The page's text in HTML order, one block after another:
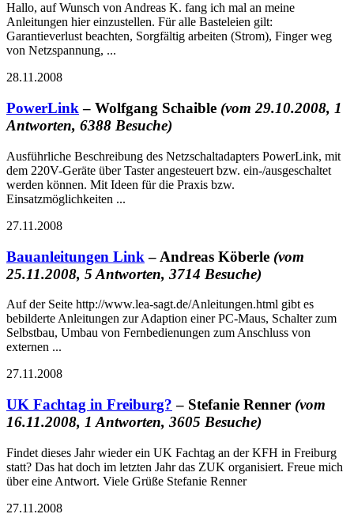
Hallo, auf Wunsch von Andreas K. fang ich mal an meine
Anleitungen hier einzustellen. Für alle Basteleien gilt:
Garantieverlust beachten, Sorgfältig arbeiten (Strom), Finger weg
von Netzspannung, ...
28.11.2008
PowerLink – Wolfgang Schaible (vom 29.10.2008, 1
Antworten, 6388 Besuche)
Ausführliche Beschreibung des Netzschaltadapters PowerLink, mit
dem 220V-Geräte über Taster angesteuert bzw. ein-/ausgeschaltet
werden können. Mit Ideen für die Praxis bzw.
Einsatzmöglichkeiten ...
27.11.2008
Bauanleitungen Link – Andreas Köberle (vom
25.11.2008, 5 Antworten, 3714 Besuche)
Auf der Seite http://www.lea-sagt.de/Anleitungen.html gibt es
bebilderte Anleitungen zur Adaption einer PC-Maus, Schalter zum
Selbstbau, Umbau von Fernbedienungen zum Anschluss von
externen ...
27.11.2008
UK Fachtag in Freiburg? – Stefanie Renner (vom
16.11.2008, 1 Antworten, 3605 Besuche)
Findet dieses Jahr wieder ein UK Fachtag an der KFH in Freiburg
statt? Das hat doch im letzten Jahr das ZUK organisiert. Freue mich
über eine Antwort. Viele Grüße Stefanie Renner
27.11.2008